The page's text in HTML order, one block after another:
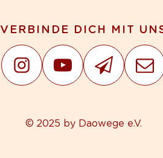
VERBINDE DICH MIT
© 2025 by Daowege e.V.